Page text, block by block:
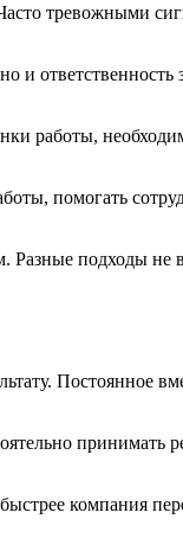
тревожными
ответственность
работы,
помогать
подходы не
Постоянное
принимать
компания